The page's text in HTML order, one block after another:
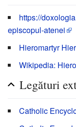
https://
episcopul-atenei
Hieromartyr
Wikipedia:
Legături
Catholic